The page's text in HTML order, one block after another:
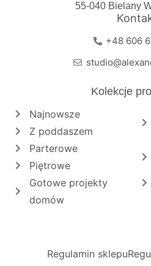
55-040 Bielany
+48 606
Kolekcje
Najnowsze
Z poddaszem
Parterowe
Piętrowe
Gotowe projekty
domów
Regulamin sklepu